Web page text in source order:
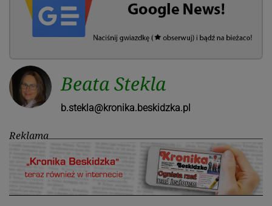
Beata Stekla
b.stekla@kronika.beskidzka.pl
Reklama